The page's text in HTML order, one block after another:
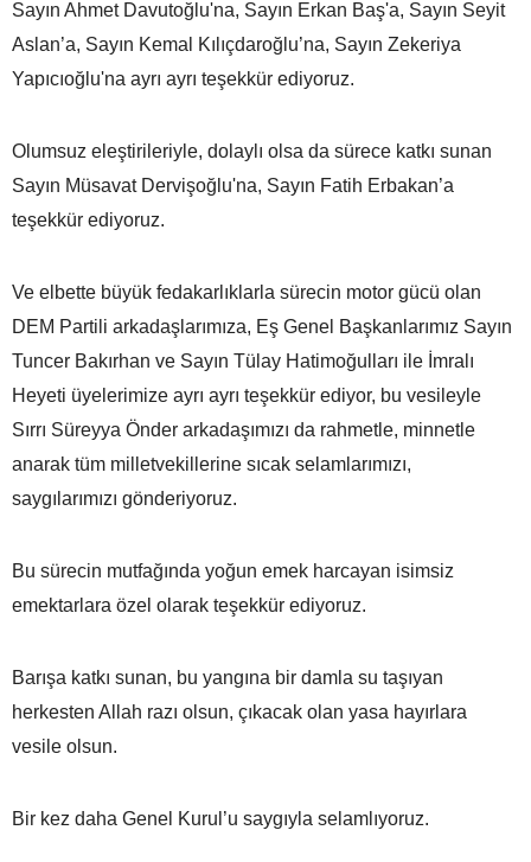
Sayın Ahmet Davutoğlu'na, Sayın Erkan Baş'a, Sayın Seyit
Aslan’a, Sayın Kemal Kılıçdaroğlu’na, Sayın Zekeriya
Yapıcıoğlu'na ayrı ayrı teşekkür ediyoruz.
Olumsuz eleştirileriyle, dolaylı olsa da sürece katkı sunan
Sayın Müsavat Dervişoğlu'na, Sayın Fatih Erbakan’a
teşekkür ediyoruz.
Ve elbette büyük fedakarlıklarla sürecin motor gücü olan
DEM Partili arkadaşlarımıza, Eş Genel Başkanlarımız Sayın
Tuncer Bakırhan ve Sayın Tülay Hatimoğulları ile İmralı
Heyeti üyelerimize ayrı ayrı teşekkür ediyor, bu vesileyle
Sırrı Süreyya Önder arkadaşımızı da rahmetle, minnetle
anarak tüm milletvekillerine sıcak selamlarımızı,
saygılarımızı gönderiyoruz.
Bu sürecin mutfağında yoğun emek harcayan isimsiz
emektarlara özel olarak teşekkür ediyoruz.
Barışa katkı sunan, bu yangına bir damla su taşıyan
herkesten Allah razı olsun, çıkacak olan yasa hayırlara
vesile olsun.
Bir kez daha Genel Kurul’u saygıyla selamlıyoruz.